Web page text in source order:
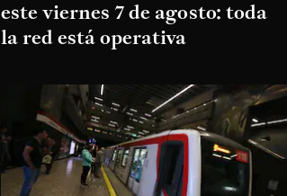
este viernes 7 de agosto: toda
la red está operativa